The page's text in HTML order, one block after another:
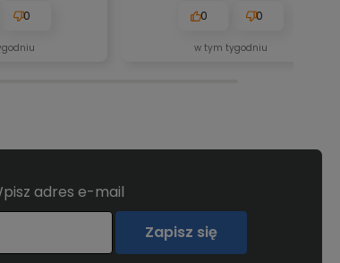
0 0 0
w tym tygodniu
adres e-mail
Zapisz się